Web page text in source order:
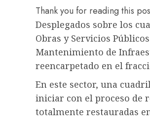
Thank you for reading this
Desplegados sobre los
Obras y Servicios
Mantenimiento de
reencarpetado en el
En este sector, una
iniciar con el proceso de
totalmente restauradas